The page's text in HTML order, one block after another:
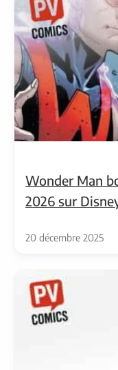
Wonder Man
2026 sur
20 décembre 2025